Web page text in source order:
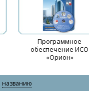
Программное
обеспечение ИСО
«Орион»
названию